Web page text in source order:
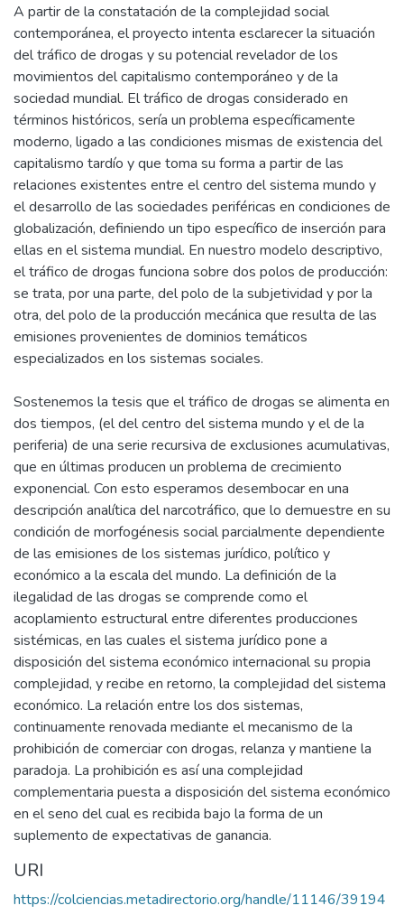
A partir de la constatación de la complejidad social
contemporánea, el proyecto intenta esclarecer la situación
del tráfico de drogas y su potencial revelador de los
movimientos del capitalismo contemporáneo y de la
sociedad mundial. El tráfico de drogas considerado en
términos históricos, sería un problema específicamente
moderno, ligado a las condiciones mismas de existencia del
capitalismo tardío y que toma su forma a partir de las
relaciones existentes entre el centro del sistema mundo y
el desarrollo de las sociedades periféricas en condiciones de
globalización, definiendo un tipo específico de inserción para
ellas en el sistema mundial. En nuestro modelo descriptivo,
el tráfico de drogas funciona sobre dos polos de producción:
se trata, por una parte, del polo de la subjetividad y por la
otra, del polo de la producción mecánica que resulta de las
emisiones provenientes de dominios temáticos
especializados en los sistemas sociales.
Sostenemos la tesis que el tráfico de drogas se alimenta en
dos tiempos, (el del centro del sistema mundo y el de la
periferia) de una serie recursiva de exclusiones acumulativas,
que en últimas producen un problema de crecimiento
exponencial. Con esto esperamos desembocar en una
descripción analítica del narcotráfico, que lo demuestre en su
condición de morfogénesis social parcialmente dependiente
de las emisiones de los sistemas jurídico, político y
económico a la escala del mundo. La definición de la
ilegalidad de las drogas se comprende como el
acoplamiento estructural entre diferentes producciones
sistémicas, en las cuales el sistema jurídico pone a
disposición del sistema económico internacional su propia
complejidad, y recibe en retorno, la complejidad del sistema
económico. La relación entre los dos sistemas,
continuamente renovada mediante el mecanismo de la
prohibición de comerciar con drogas, relanza y mantiene la
paradoja. La prohibición es así una complejidad
complementaria puesta a disposición del sistema económico
en el seno del cual es recibida bajo la forma de un
suplemento de expectativas de ganancia.
URI
https://colciencias.metadirectorio.org/handle/11146/39194